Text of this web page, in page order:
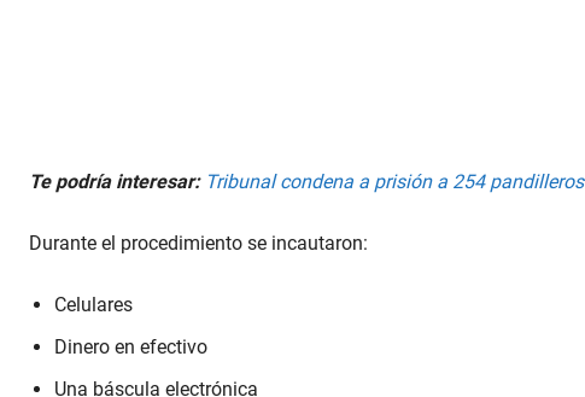
Te podría interesar: Tribunal condena a prisión a 254 pandilleros
Durante el procedimiento se incautaron:
Celulares
Dinero en efectivo
Una báscula electrónica